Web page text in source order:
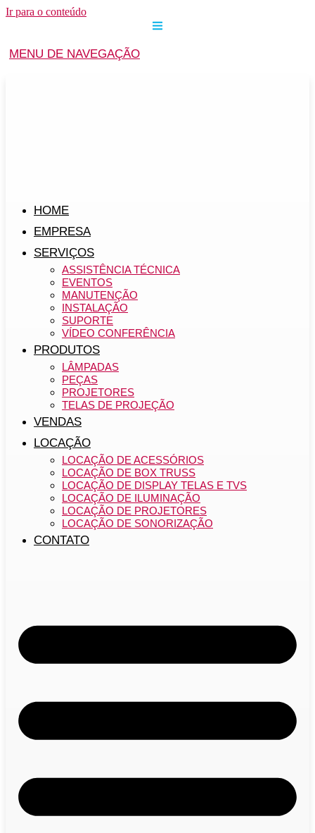
Ir para o conteúdo
MENU DE NAVEGAÇÃO
HOME
EMPRESA
SERVIÇOS
ASSISTÊNCIA TÉCNICA
EVENTOS
MANUTENÇÃO
INSTALAÇÃO
SUPORTE
VÍDEO CONFERÊNCIA
PRODUTOS
LÂMPADAS
PEÇAS
PROJETORES
TELAS DE PROJEÇÃO
VENDAS
LOCAÇÃO
LOCAÇÃO DE ACESSÓRIOS
LOCAÇÃO DE BOX TRUSS
LOCAÇÃO DE DISPLAY TELAS E TVS
LOCAÇÃO DE ILUMINAÇÃO
LOCAÇÃO DE PROJETORES
LOCAÇÃO DE SONORIZAÇÃO
CONTATO